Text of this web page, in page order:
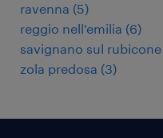
ravenna (5)
reggio nell'emilia (6)
savignano sul rubicone
zola predosa (3)